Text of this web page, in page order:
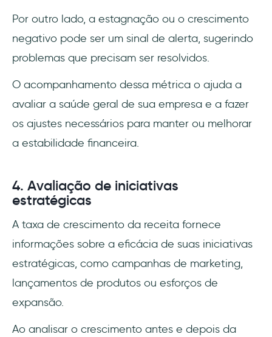
Por outro lado, a estagnação ou o crescimento
negativo pode ser um sinal de alerta, sugerindo
problemas que precisam ser resolvidos.
O acompanhamento dessa métrica o ajuda a
avaliar a saúde geral de sua empresa e a fazer
os ajustes necessários para manter ou melhorar
a estabilidade financeira.
4. Avaliação de iniciativas
estratégicas
A taxa de crescimento da receita fornece
informações sobre a eficácia de suas iniciativas
estratégicas, como campanhas de marketing,
lançamentos de produtos ou esforços de
expansão.
Ao analisar o crescimento antes e depois da